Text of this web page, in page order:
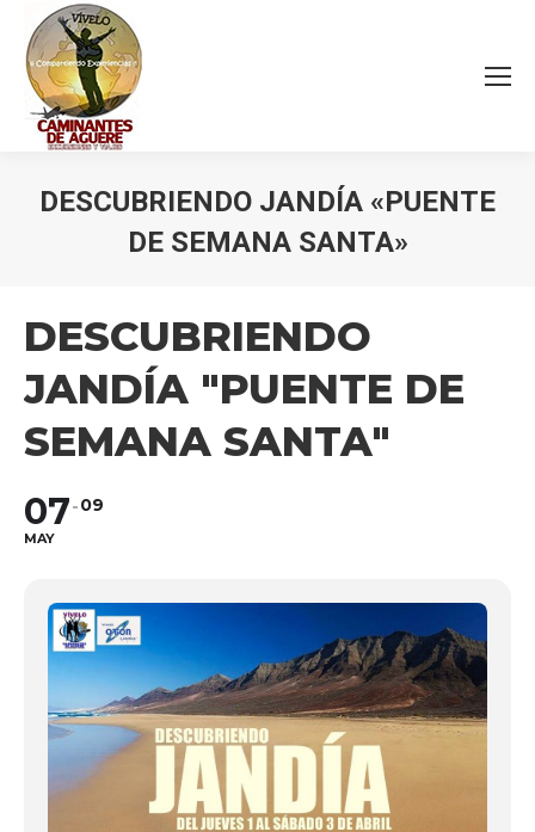
DESCUBRIENDO JANDÍA «PUENTE
DE SEMANA SANTA»
DESCUBRIENDO
JANDÍA "PUENTE DE
SEMANA SANTA"
07
MAY
09